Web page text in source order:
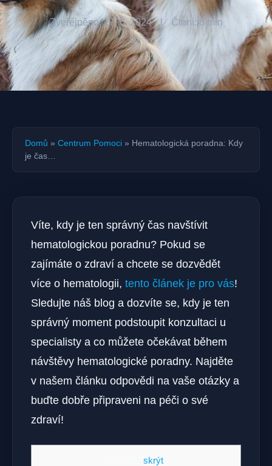
Zveřejněno: 27. 6. 2024 | Čtení: 8 min
Domů » Centrum Pomoci » Hematologická poradna: Kdy
je čas…
Víte, kdy je ten správný čas navštívit
hematologickou poradnu? Pokud se
zajímáte o zdraví a chcete se dozvědět
více o hematologii, tento článek je pro vás!
Sledujte náš blog a dozvíte se, kdy je ten
správný moment podstoupit konzultaci u
specialisty a co můžete očekávat během
návštěvy hematologické poradny. Najděte
v našem článku odpovědi na vaše otázky a
buďte dobře připraveni na péči o své
zdraví!
skrýt]